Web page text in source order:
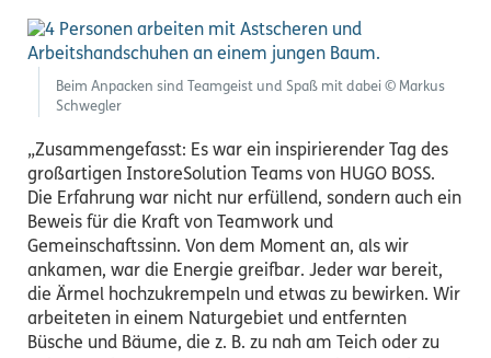
Beim Anpacken sind Teamgeist und Spaß mit dabei © Markus
Schwegler
„Zusammengefasst: Es war ein inspirierender Tag des
großartigen InstoreSolution Teams von HUGO BOSS.
Die Erfahrung war nicht nur erfüllend, sondern auch ein
Beweis für die Kraft von Teamwork und
Gemeinschaftssinn. Von dem Moment an, als wir
ankamen, war die Energie greifbar. Jeder war bereit,
die Ärmel hochzukrempeln und etwas zu bewirken. Wir
arbeiteten in einem Naturgebiet und entfernten
Büsche und Bäume, die z. B. zu nah am Teich oder zu